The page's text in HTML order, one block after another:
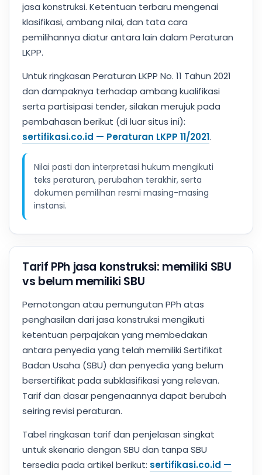
jasa konstruksi. Ketentuan terbaru mengenai
klasifikasi, ambang nilai, dan tata cara
pemilihannya diatur antara lain dalam Peraturan
LKPP.
Untuk ringkasan Peraturan LKPP No. 11 Tahun 2021
dan dampaknya terhadap ambang kualifikasi
serta partisipasi tender, silakan merujuk pada
pembahasan berikut (di luar situs ini):
sertifikasi.co.id — Peraturan LKPP 11/2021.
Nilai pasti dan interpretasi hukum mengikuti
teks peraturan, perubahan terakhir, serta
dokumen pemilihan resmi masing-masing
instansi.
Tarif PPh jasa konstruksi: memiliki SBU
vs belum memiliki SBU
Pemotongan atau pemungutan PPh atas
penghasilan dari jasa konstruksi mengikuti
ketentuan perpajakan yang membedakan
antara penyedia yang telah memiliki Sertifikat
Badan Usaha (SBU) dan penyedia yang belum
bersertifikat pada subklasifikasi yang relevan.
Tarif dan dasar pengenaannya dapat berubah
seiring revisi peraturan.
Tabel ringkasan tarif dan penjelasan singkat
untuk skenario dengan SBU dan tanpa SBU
tersedia pada artikel berikut: sertifikasi.co.id —